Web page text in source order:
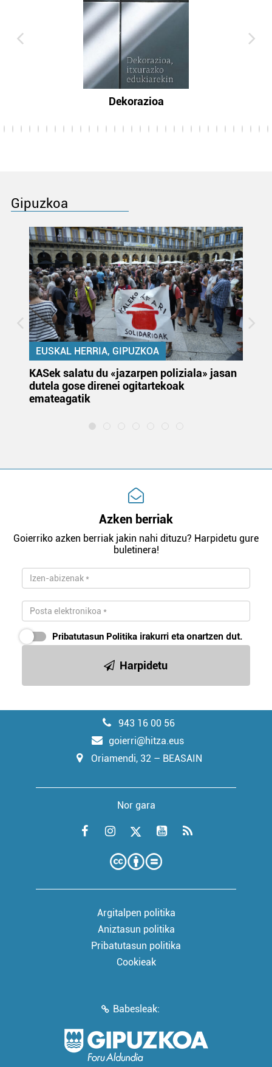
Dekorazioa
Gipuzkoa
EUSKAL HERRIA, GIPUZKOA
KASek salatu du «jazarpen poliziala» jasan
dutela gose direnei ogitartekoak
emateagatik
Azken berriak
Goierriko azken berriak jakin nahi dituzu? Harpidetu gure
buletinera!
Pribatutasun Politika irakurri eta onartzen dut.
Harpidetu
943 16 00 56
goierri@hitza.eus
Oriamendi, 32 – BEASAIN
Nor gara
Argitalpen politika
Aniztasun politika
Pribatutasun politika
Cookieak
Babesleak: